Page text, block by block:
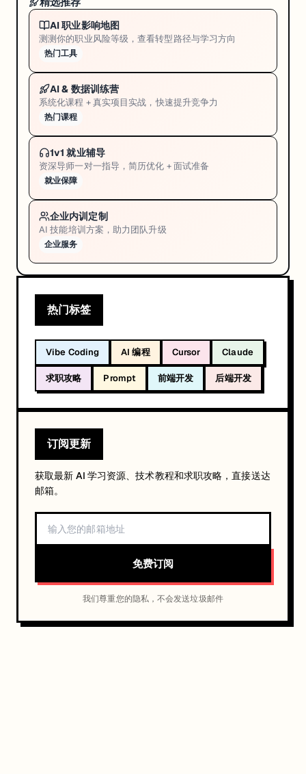
AI 职业影响地图
测测你的职业风险等级，查看转型路径与学习方向
热门工具
AI & 数据训练营
系统化课程 + 真实项目实战，快速提升竞争力
热门课程
1v1 就业辅导
资深导师一对一指导，简历优化 + 面试准备
就业保障
企业内训定制
AI 技能培训方案，助力团队升级
企业服务
热门标签
Vibe Coding AI 编程 Cursor Claude
求职攻略 Prompt 前端开发 后端开发
订阅更新
获取最新 AI 学习资源、技术教程和求职攻略，直接送达
邮箱。
免费订阅
我们尊重您的隐私，不会发送垃圾邮件